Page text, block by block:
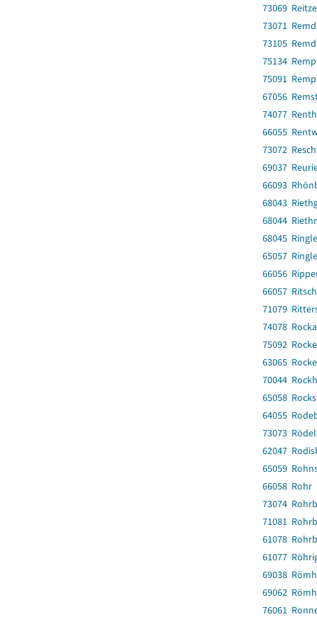
73069
73071
73105
75134
75091
67056
74077
66055
73072
69037
66093
68043
68044
68045
65057
66056
66057
71079
74078
75092
63065
70044
65058
64055
73073
62047
65059
66058 Rohr
73074
71081
61078
61077
69038
69062
76061